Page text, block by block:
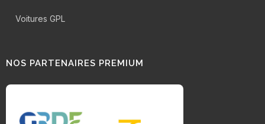
Voitures GPL
NOS PARTENAIRES PREMIUM